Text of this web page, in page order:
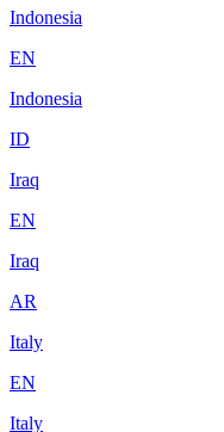
Indonesia
EN
Indonesia
ID
Iraq
EN
Iraq
AR
Italy
EN
Italy